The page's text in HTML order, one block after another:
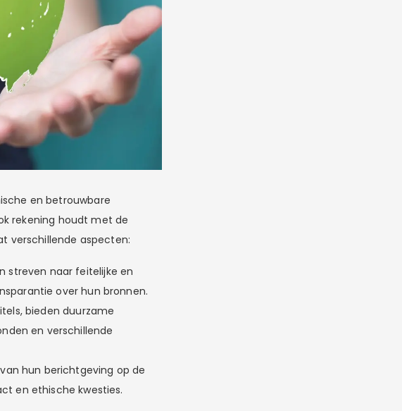
en betrouwbare
rekening houdt met de
verschillende aspecten:
streven naar feitelijke en
over hun bronnen.
bieden duurzame
en verschillende
hun berichtgeving op de
en ethische kwesties.